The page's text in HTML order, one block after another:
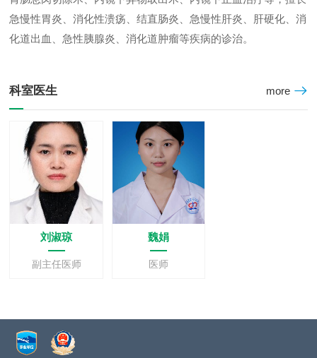
急慢性胃炎、消化性溃疡、结直肠炎、急慢性肝炎、肝硬化、消
化道出血、急性胰腺炎、消化道肿瘤等疾病的诊治。
科室医生 more 
刘淑琼
副主任医师
魏娟
医师